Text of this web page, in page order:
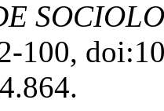
100,